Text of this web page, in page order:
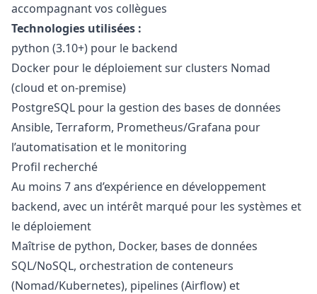
accompagnant vos collègues
Technologies utilisées :
python (3.10+) pour le backend
Docker pour le déploiement sur clusters Nomad
(cloud et on-premise)
PostgreSQL pour la gestion des bases de données
Ansible, Terraform, Prometheus/Grafana pour
l’automatisation et le monitoring
Profil recherché
Au moins 7 ans d’expérience en développement
backend, avec un intérêt marqué pour les systèmes et
le déploiement
Maîtrise de python, Docker, bases de données
SQL/NoSQL, orchestration de conteneurs
(Nomad/Kubernetes), pipelines (Airflow) et